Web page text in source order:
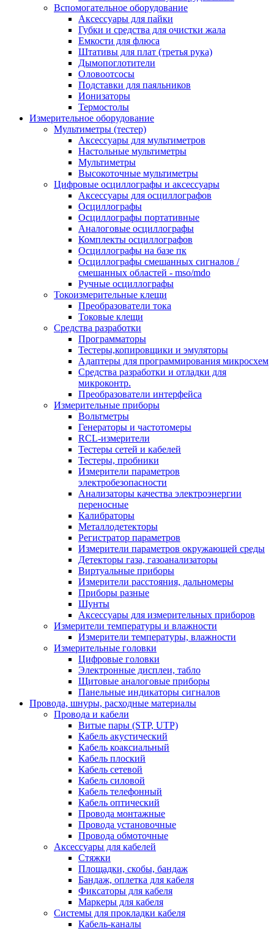
Вспомогательное оборудование
Аксессуары для пайки
Губки и средства для очистки жала
Емкости для флюса
Штативы для плат (третья рука)
Дымопоглотители
Оловоотсосы
Подставки для паяльников
Ионизаторы
Термостолы
Измерительное оборудование
Мультиметры (тестер)
Аксессуары для мультиметров
Настольные мультиметры
Мультиметры
Высокоточные мультиметры
Цифровые осциллографы и аксессуары
Аксессуары для осциллографов
Осциллографы
Осциллографы портативные
Аналоговые осциллографы
Комплекты осциллографов
Осциллографы на базе пк
Осциллографы смешанных сигналов /
смешанных областей - mso/mdo
Ручные осциллографы
Токоизмерительные клещи
Преобразователи тока
Токовые клещи
Средства разработки
Программаторы
Тестеры,копировщики и эмуляторы
Адаптеры для программирования микросхем
Cредства разработки и отладки для
микроконтр.
Преобразователи интерфейса
Измерительные приборы
Вольтметры
Генераторы и частотомеры
RCL-измерители
Тестеры сетей и кабелей
Тестеры, пробники
Измерители параметров
электробезопасности
Анализаторы качества электроэнергии
переносные
Калибраторы
Металлодетекторы
Регистратор параметров
Измерители параметров окружающей среды
Детекторы газа, газоанализаторы
Виртуальные приборы
Измерители расстояния, дальномеры
Приборы разные
Шунты
Аксессуары для измерительных приборов
Измерители температуры и влажности
Измерители температуры, влажности
Измерительные головки
Цифровые головки
Электронные дисплеи, табло
Щитовые аналоговые приборы
Панельные индикаторы сигналов
Провода, шнуры, расходные материалы
Провода и кабели
Витые пары (STP, UTP)
Кабель акустический
Кабель коаксиальный
Кабель плоский
Кабель сетевой
Кабель силовой
Кабель телефонный
Кабель оптический
Провода монтажные
Провода установочные
Провода обмоточные
Аксессуары для кабелей
Стяжки
Площадки, скобы, бандаж
Бандаж, оплетка для кабеля
Фиксаторы для кабеля
Маркеры для кабеля
Системы для прокладки кабеля
Кабель-каналы